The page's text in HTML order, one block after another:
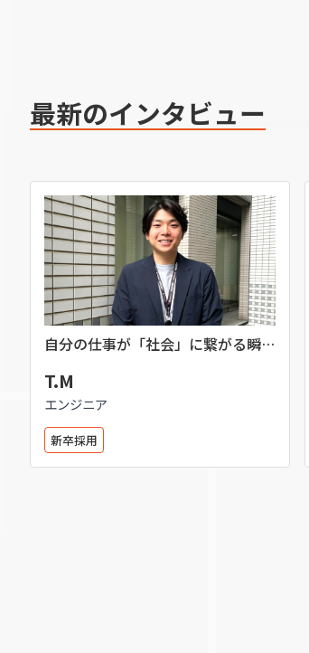
最新のインタビュー
自分の仕事が「社会」に繋がる瞬間
T.M
エンジニア
新卒採用